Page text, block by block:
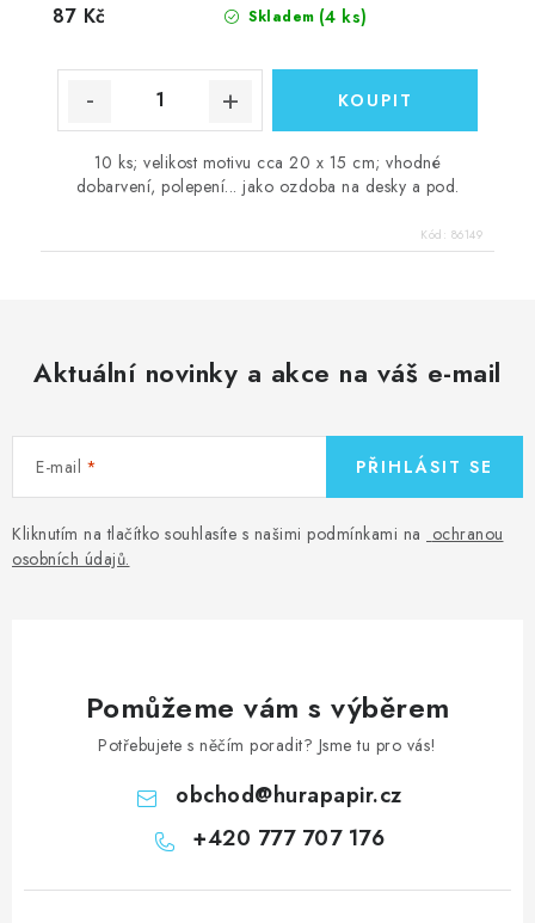
Skladem (4 ks)
87 Kč
10 ks; velikost motivu cca 20 x 15 cm; vhodné
dobarvení, polepení... jako ozdoba na desky a pod.
Kód: 86149
Aktuální novinky a akce na váš e-mail
E-mail
Kliknutím na tlačítko souhlasíte s našimi podmínkami na ochranou
osobních údajů.
PŘIHLÁSIT SE
Pomůžeme vám s výběrem
Potřebujete s něčím poradit? Jsme tu pro vás!
obchod@hurapapir.cz
+420 777 707 176